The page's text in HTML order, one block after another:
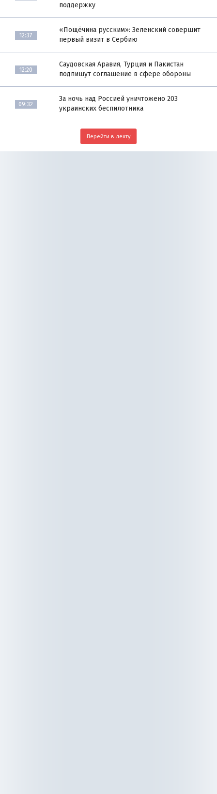
поддержку
12:37
«Пощёчина русским»: Зеленский совершит
первый визит в Сербию
12:20
Саудовская Аравия, Турция и Пакистан
подпишут соглашение в сфере обороны
09:32
За ночь над Россией уничтожено 203
украинских беспилотника
Перейти в ленту